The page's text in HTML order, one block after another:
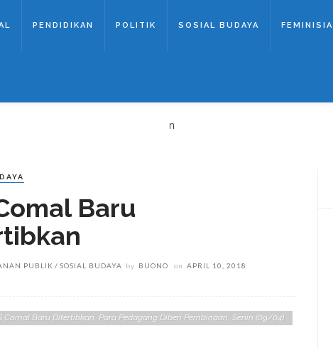
PENDIDIKAN POLITIK SOSIAL BUDAYA FEMINISIA
n
Baru
PUBLIK SOSIAL BUDAYA by BUONO on APRIL 10, 2018
Comal Baru Ditertibkan, Para Pedagang Diberi Pembinaan, Senin (09/04)